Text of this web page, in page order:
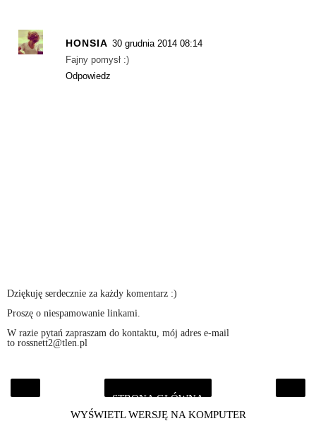
HONSIA 30 grudnia 2014 08:14
Fajny pomysł :)
Odpowiedz
Dziękuję serdecznie za każdy komentarz :)
Proszę o niespamowanie linkami.
W razie pytań zapraszam do kontaktu, mój adres e-mail
to rossnett2@tlen.pl
STRONA GŁÓWNA
WYŚWIETL WERSJĘ NA KOMPUTER